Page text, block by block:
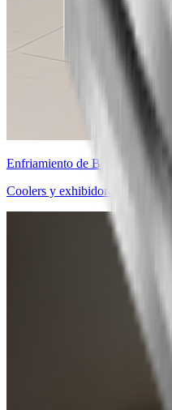
Enfriamiento de Bebidas
Coolers y exhibidores de bebidas